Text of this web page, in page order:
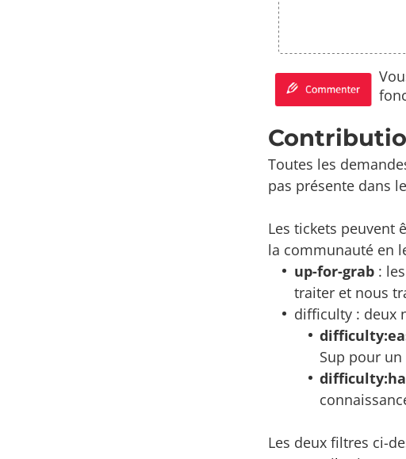
Toutes les
pas présente dans
Les tickets peuvent
la communauté en
up-for-grab: les
traiter et nous
difficulty : deux
Sup pour
Les deux filtres ci-